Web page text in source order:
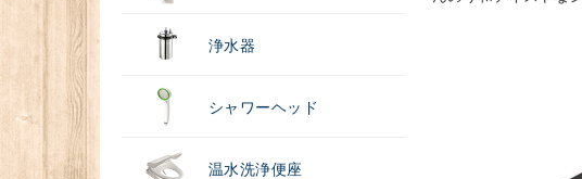
浄水器
シャワーヘッド
温水洗浄便座